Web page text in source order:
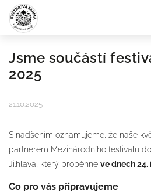
Jsme součástí
2025
21.10.2025
S nadšením oznamujeme, že naše
partnerem Mezinárodního festivalu
Ji.hlava, který proběhne ve dnech 24.
Co pro vás připravujeme